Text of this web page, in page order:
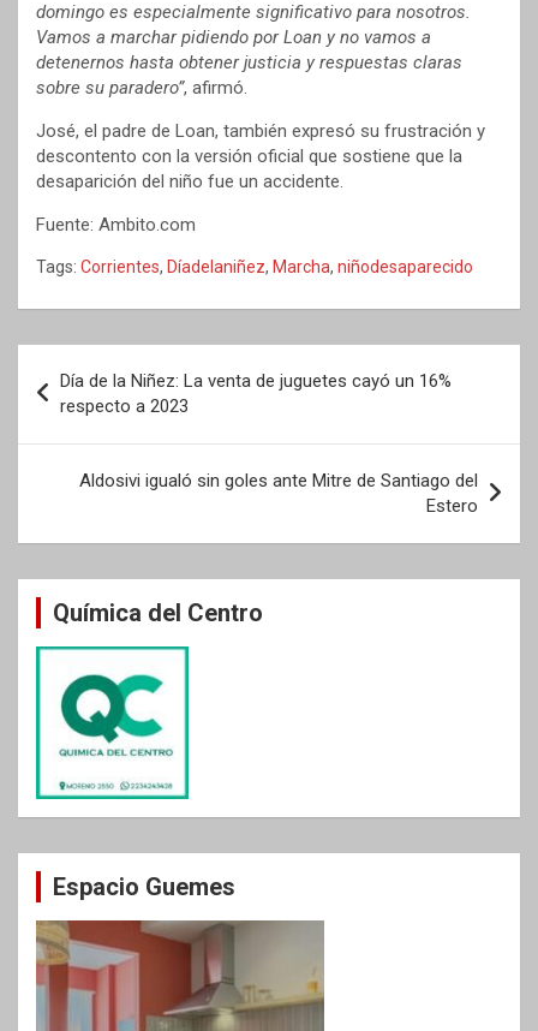
domingo es especialmente significativo para nosotros.
Vamos a marchar pidiendo por Loan y no vamos a
detenernos hasta obtener justicia y respuestas claras
sobre su paradero”, afirmó.
José, el padre de Loan, también expresó su frustración y
descontento con la versión oficial que sostiene que la
desaparición del niño fue un accidente.
Fuente: Ambito.com
Tags: Corrientes, Díadelaniñez, Marcha, niñodesaparecido
de
entradas
Día de la Niñez: La venta de juguetes cayó un 16%
respecto a 2023
Aldosivi igualó sin goles ante Mitre de Santiago del
Estero
Química del Centro
Espacio Guemes